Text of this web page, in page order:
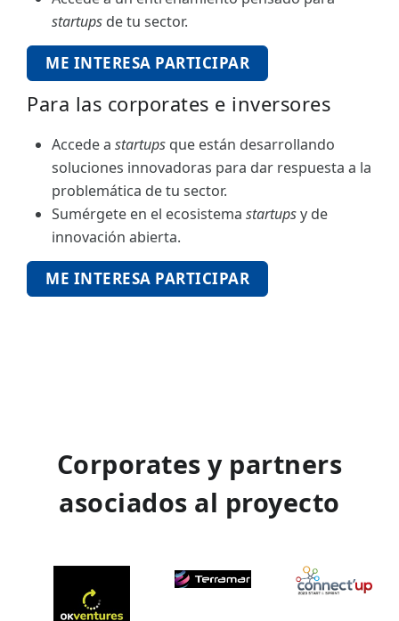
startups de tu sector.
ME INTERESA PARTICIPAR
Para las corporates e inversores
Accede a startups que están desarrollando
soluciones innovadoras para dar respuesta a la
problemática de tu sector.
Sumérgete en el ecosistema startupsy de
innovación abierta.
ME INTERESA PARTICIPAR
Corporates y partners
asociados al proyecto